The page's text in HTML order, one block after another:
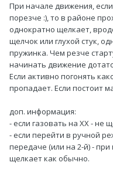
При начале движения,
порезче :), то в районе
однократно щелкает,
щелчок или глухой стук,
пружинка. Чем резче
начинать движение
Если активно погонять
пропадает. Если постоит
доп. информация:
- если газовать на ХХ - не
- если перейти в ручной
передаче (или на 2-й) -
щелкает как обычно.